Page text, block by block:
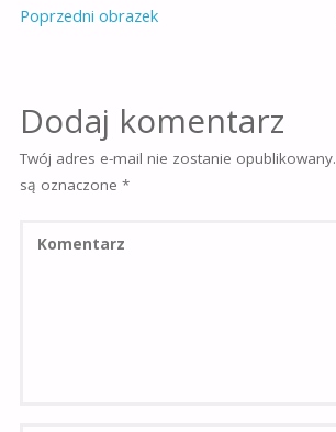
Poprzedni obrazek
Dodaj komentarz
Twój adres e-mail nie zostanie opublikowany.
są oznaczone *